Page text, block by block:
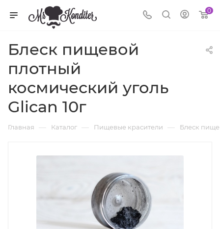
0
Блеск пищевой
плотный
космический уголь
Glican 10г
Главная — Каталог — Пищевые красители — Блеск